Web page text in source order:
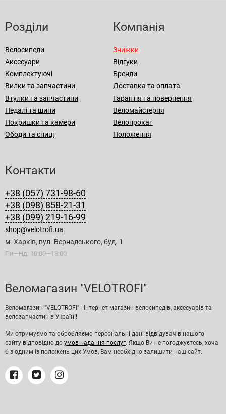
Розділи
Велосипеди
Аксесуари
Комплектуючі
Вилки та запчастини
Втулки та запчастини
Педалі та шипи
Покришки та камери
Ободи та спиці
Компанія
Знижки
Відгуки
Бренди
Доставка та оплата
Гарантія та повернення
Веломайстерня
Велопрокат
Положення
Контакти
+38 (057) 731-98-60
+38 (098) 858-21-31
+38 (099) 219-16-99
shop@velotrofi.ua
м. Харків, вул. Вернадського, буд. 1
Пн—Нд: 10:00—18:00
Веломагазин "VELOTROFI"
Веломагазин "VELOTROFI" - інтернет магазин велосипедів, аксесуарів та
велозапчастин в Україні!
Ми отримуємо та обробляємо персональні дані відвідувачів нашого
сайту відповідно до умов надання послуг. Якщо Ви не погоджуєтесь, хоча
б з одним із положень цих Умов, Вам необхідно залишити наш сайт.